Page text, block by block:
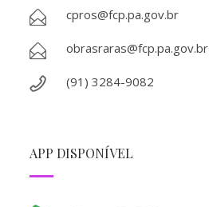
cpros@fcp.pa.gov.br
obrasraras@fcp.pa.gov.br
(91) 3284-9082
APP DISPONÍVEL